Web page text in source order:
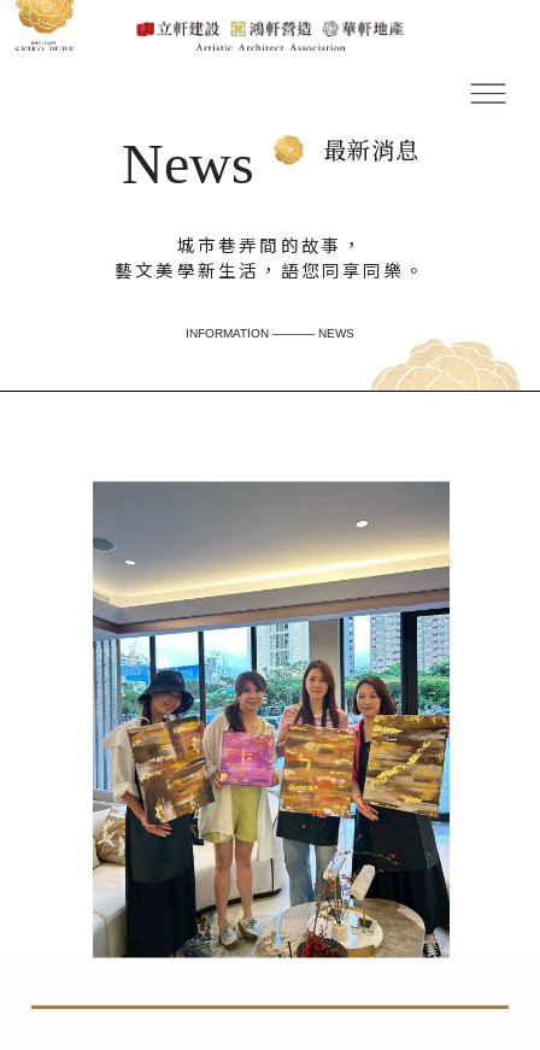
News 最新消息
城市巷弄間的故事，
藝文美學新生活，語您同享同樂。
INFORMATION ───── NEWS